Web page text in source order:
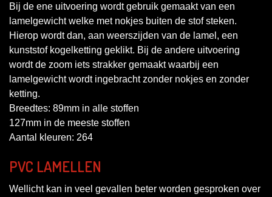
Bij de ene uitvoering wordt gebruik gemaakt van een
lamelgewicht welke met nokjes buiten de stof steken.
Hierop wordt dan, aan weerszijden van de lamel, een
kunststof kogelketting geklikt. Bij de andere uitvoering
wordt de zoom iets strakker gemaakt waarbij een
lamelgewicht wordt ingebracht zonder nokjes en zonder
ketting.
Breedtes: 89mm in alle stoffen
127mm in de meeste stoffen
Aantal kleuren: 264
PVC LAMELLEN
Wellicht kan in veel gevallen beter worden gesproken over